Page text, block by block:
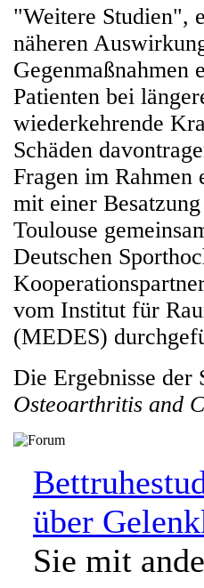
"Weitere Studien",
näheren
Gegenmaßnahmen
Patienten bei
wiederkehrende
Schäden
Fragen im Rahmen
mit einer
Toulouse
Deutschen
vom Institut für
(MEDES)
Die Ergebnisse der
Osteoarthritis and
über
Sie mit